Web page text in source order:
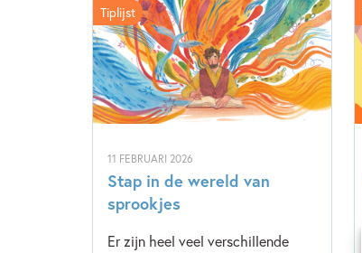
11 FEBRUARI 2026
Stap in de wereld van
sprookjes
Er zijn heel veel verschillende
Tiplijst